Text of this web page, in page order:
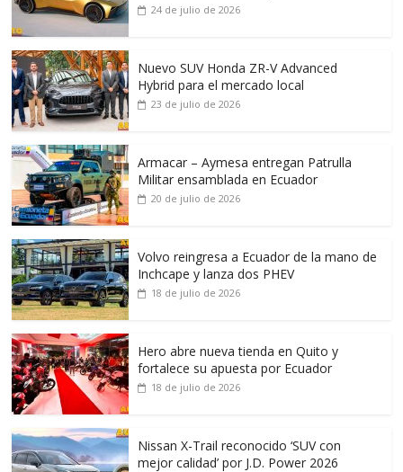
24 de julio de 2026
Nuevo SUV Honda ZR-V Advanced
Hybrid para el mercado local
23 de julio de 2026
Armacar – Aymesa entregan Patrulla
Militar ensamblada en Ecuador
20 de julio de 2026
Volvo reingresa a Ecuador de la mano de
Inchcape y lanza dos PHEV
18 de julio de 2026
Hero abre nueva tienda en Quito y
fortalece su apuesta por Ecuador
18 de julio de 2026
Nissan X-Trail reconocido ‘SUV con
mejor calidad’ por J.D. Power 2026